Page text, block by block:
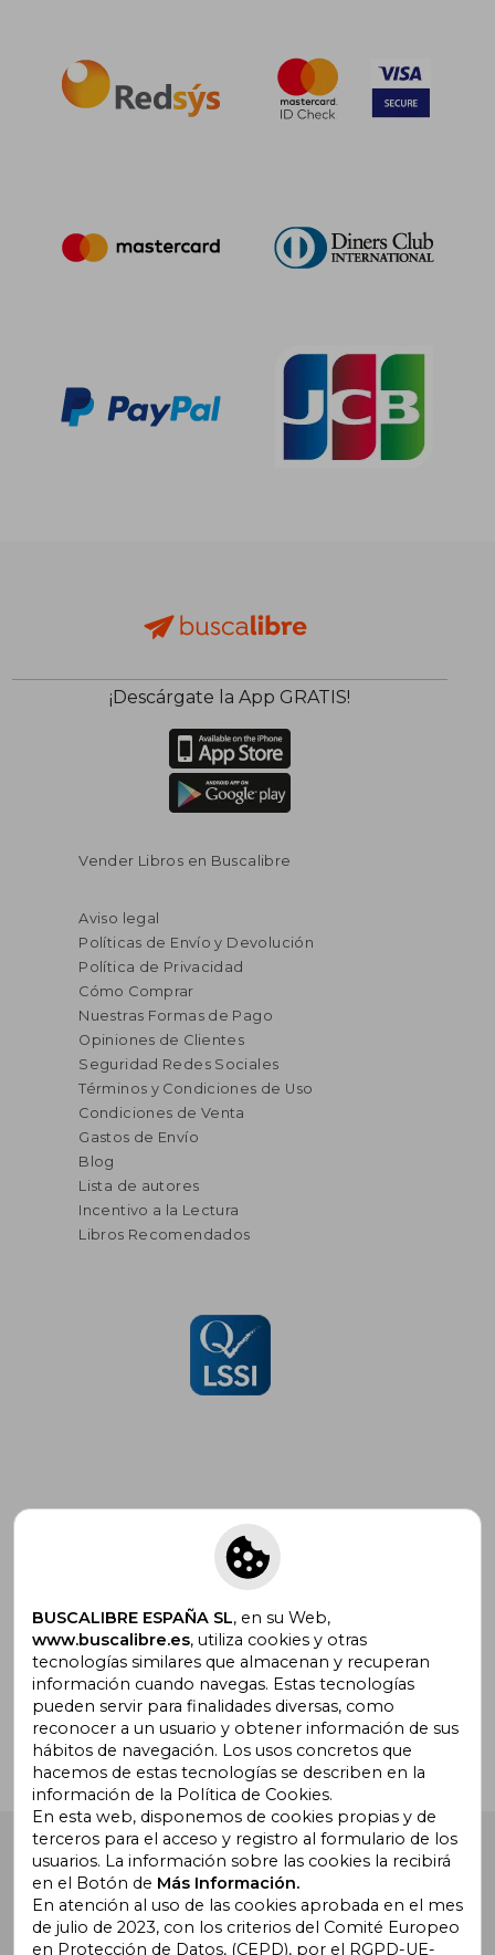
¡Descárgate la App GRATIS!
Vender Libros en Buscalibre
Aviso legal
Políticas de Envío y Devolución
Política de Privacidad
Cómo Comprar
Nuestras Formas de Pago
Opiniones de Clientes
Seguridad Redes Sociales
Términos y Condiciones de Uso
Condiciones de Venta
Gastos de Envío
Blog
Lista de autores
Incentivo a la Lectura
Libros Recomendados
Suscríbete para recibir ofertas y
promociones
¿Necesitas ayuda?
Ir a Centro de Soporte
Buscalibre España . Calle Energía, 65, Nave 3 (08940),
Cornellà de Llobregat, Barcelona. Derechos Reservados.
BUSCALIBRE ESPAÑA SL, en su Web,
www.buscalibre.es, utiliza cookies y otras
tecnologías similares que almacenan y recuperan
información cuando navegas. Estas tecnologías
pueden servir para finalidades diversas, como
reconocer a un usuario y obtener información de sus
hábitos de navegación. Los usos concretos que
hacemos de estas tecnologías se describen en la
información de la Política de Cookies.
En esta web, disponemos de cookies propias y de
terceros para el acceso y registro al formulario de los
usuarios. La información sobre las cookies la recibirá
en el Botón de Más Información.
En atención al uso de las cookies aprobada en el mes
de julio de 2023, con los criterios del Comité Europeo
en Protección de Datos, (CEPD), por el RGPD-UE-